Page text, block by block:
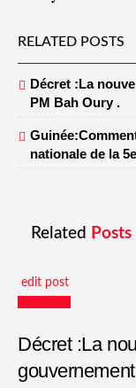
RELATED POSTS
Décret :La
PM Bah Oury .
nationale de la
Related Posts
edit post
Décret :La